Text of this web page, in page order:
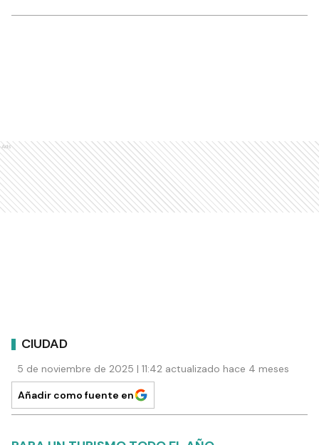
Ads
CIUDAD
5 de noviembre de 2025 | 11:42 actualizado hace 4 meses
Añadir como fuente en